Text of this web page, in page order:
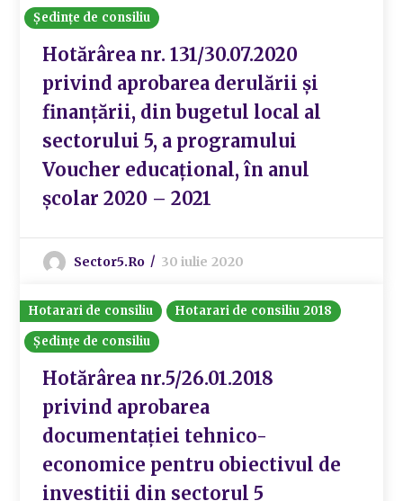
Ședințe de consiliu
Hotărârea nr. 131/30.07.2020
privind aprobarea derulării și
finanțării, din bugetul local al
sectorului 5, a programului
Voucher educațional, în anul
școlar 2020 – 2021
Sector5.ro 30 iulie 2020
Hotarari de consiliu
Hotarari de consiliu 2018
Ședințe de consiliu
Hotărârea nr.5/26.01.2018
privind aprobarea
documentației tehnico-
economice pentru obiectivul de
investiții din sectorul 5